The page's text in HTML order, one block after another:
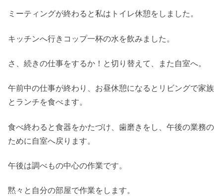
ミーティングが終わると私はトイレ休憩をしました。
キッチンへ行きコップ一杯の水を飲みました。
さ、続きの仕事をするか！と切り替えて、また自室へ。
午前中の仕事が終わり、お昼休憩になるとリビングで家族
とランチを食べます。
食べ終わると食器をかたづけ、歯磨きをし、午後の業務の
ために自室へ戻ります。
午後は調べもの中心の作業です。
黙々と自分の部屋で作業をします。